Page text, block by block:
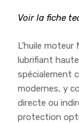
Voir la fiche
L’huile moteur
lubrifiant
spécialement
modernes, y
directe ou
protection